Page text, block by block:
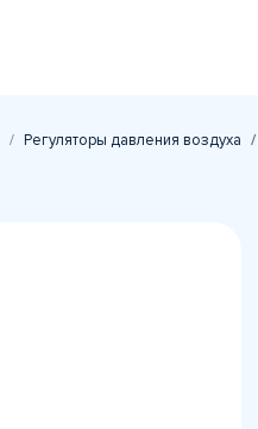
Регуляторы давления воздуха